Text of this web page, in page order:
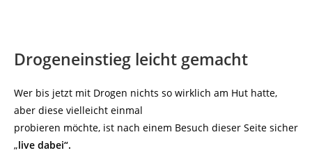
Drogeneinstieg leicht gemacht
Wer bis jetzt mit Drogen nichts so wirklich am Hut hatte,
aber diese vielleicht einmal
probieren möchte, ist nach einem Besuch dieser Seite sicher
„live dabei“.